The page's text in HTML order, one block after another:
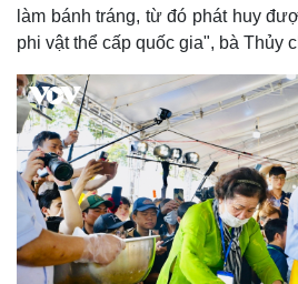
làm bánh tráng, từ đó phát huy
phi vật thể cấp quốc gia", bà Thủy